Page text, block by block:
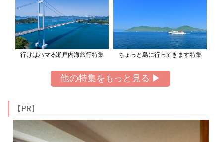
行けばハマる瀬戸内海旅行特集 ちょっと島に行ってきます特集
他の特集をもっと見る ▶
【PR】